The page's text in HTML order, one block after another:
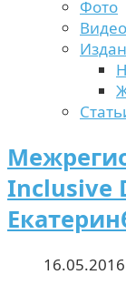
Фото
Видео
Inclusive
16.05.2016